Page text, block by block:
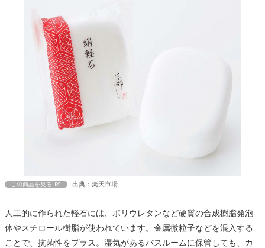
この商品を見る 出典：楽天市場
人工的に作られた軽石には、ポリウレタンなど硬質の合成樹脂発泡
体やスチロール樹脂が使われています。金属微粒子などを混入する
ことで、抗菌性をプラス。湿気があるバスルームに保管しても、カ